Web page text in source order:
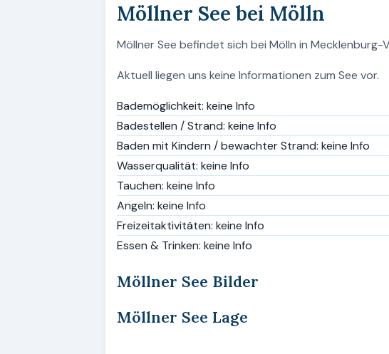
Möllner See bei Mölln
Möllner See befindet sich bei Mölln in
Aktuell liegen uns keine Informationen zum See vor.
Bademöglichkeit: keine Info
Badestellen / Strand: keine Info
Baden mit Kindern / bewachter Strand: keine Info
Wasserqualität: keine Info
Tauchen: keine Info
Angeln: keine Info
Freizeitaktivitäten: keine Info
Essen & Trinken: keine Info
Möllner See Bilder
Möllner See Lage